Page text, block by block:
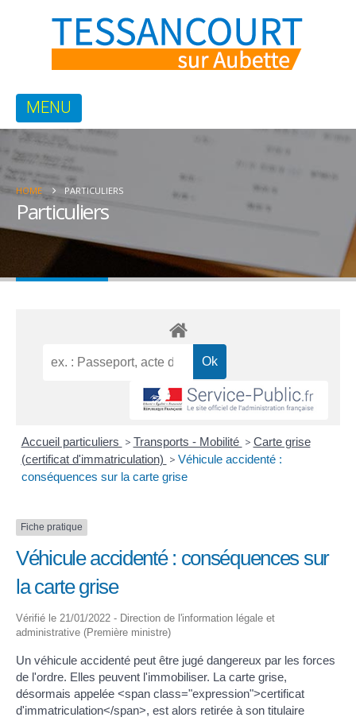
HOME PARTICULIERS
Particuliers
Accueil particuliers > Transports - Mobilité > Carte grise
(certificat d'immatriculation) > Véhicule accidenté :
conséquences sur la carte grise
Fiche pratique
Véhicule accidenté : conséquences sur
la carte grise
Vérifié le 21/01/2022 - Direction de l'information légale et
administrative (Première ministre)
Un véhicule accidenté peut être jugé dangereux par les forces
de l'ordre. Elles peuvent l'immobiliser. La carte grise,
désormais appelée <span class="expression">certificat
d'immatriculation</span>, est alors retirée à son titulaire